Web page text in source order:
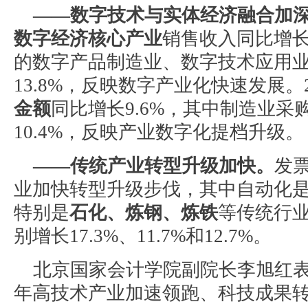
——数字技术与实体经济融合加
数字经济核心产业销售收入同比增
的数字产品制造业、数字技术应用
13.8%，反映数字产业化快速发展
金额同比增长9.6%，其中制造业采
10.4%，反映产业数字化提档升级。
——传统产业转型升级加快。 发
业加快转型升级步伐，其中自动化
特别是石化、炼钢、炼铁等传统行
别增长17.3%、11.7%和12.7%。
北京国家会计学院副院长李旭红
年高技术产业加速领跑、科技成果